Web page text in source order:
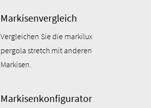
Markisenvergleich
Vergleichen Sie die markilux
pergola stretch mit anderen
Markisen.
Markisenkonfigurator